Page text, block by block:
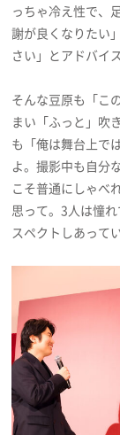
っちゃ冷え性で、
謝が良くなりたい
さい」とアドバイ
そんな豆原も「こ
まい「ふっと」吹
も「俺は舞台上で
よ。撮影中も自分
こそ普通にしゃべ
思って。3人は憧
スペクトしあって